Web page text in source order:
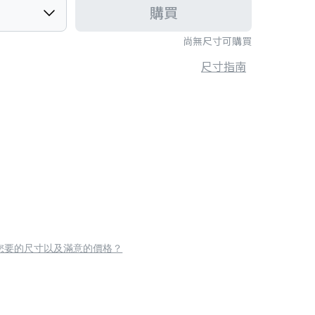
尚無尺寸可購買
購買
尺寸指南
要的尺寸以及滿意的價格？